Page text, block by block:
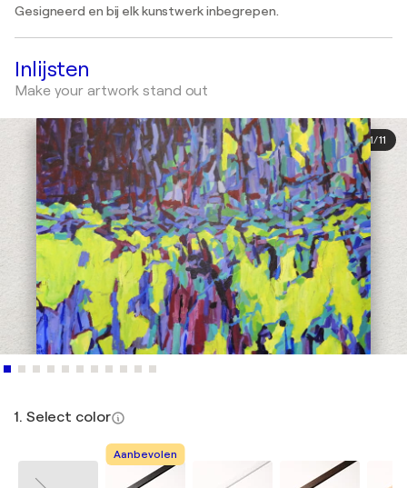
Gesigneerd en bij elk kunstwerk inbegrepen.
Inlijsten
Make your artwork stand out
1/11
1. Select color
Aanbevolen